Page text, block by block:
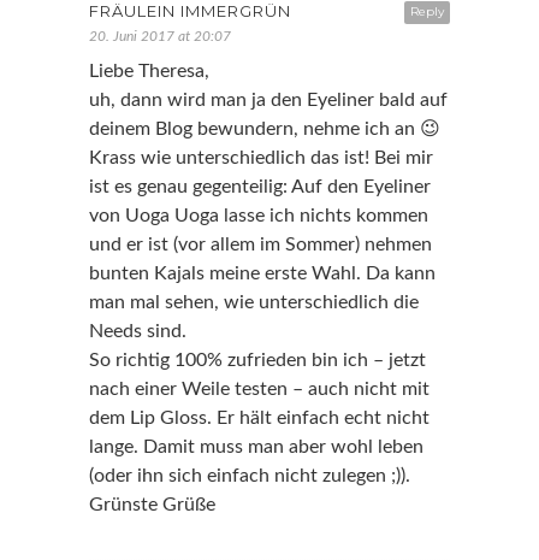
Reply
FRÄULEIN IMMERGRÜN
20. Juni 2017 at 20:07
Liebe Theresa,
uh, dann wird man ja den Eyeliner bald auf
deinem Blog bewundern, nehme ich an 😉
Krass wie unterschiedlich das ist! Bei mir
ist es genau gegenteilig: Auf den Eyeliner
von Uoga Uoga lasse ich nichts kommen
und er ist (vor allem im Sommer) nehmen
bunten Kajals meine erste Wahl. Da kann
man mal sehen, wie unterschiedlich die
Needs sind.
So richtig 100% zufrieden bin ich – jetzt
nach einer Weile testen – auch nicht mit
dem Lip Gloss. Er hält einfach echt nicht
lange. Damit muss man aber wohl leben
(oder ihn sich einfach nicht zulegen ;)).
Grünste Grüße